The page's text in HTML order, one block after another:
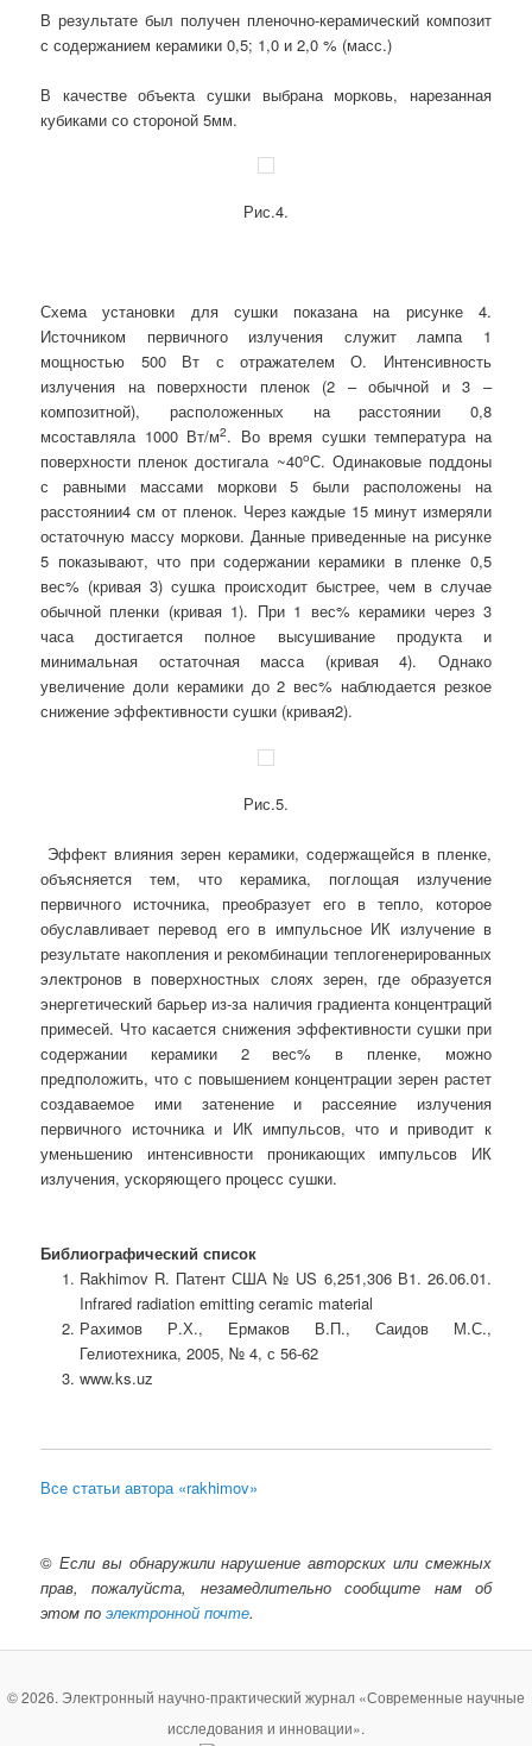
В результате был получен пленочно-керамический композит
с содержанием керамики 0,5; 1,0 и 2,0 % (масс.)
В качестве объекта сушки выбрана морковь, нарезанная
кубиками со стороной 5мм.
Рис.4.
Схема установки для сушки показана на рисунке 4.
Источником первичного излучения служит лампа 1
мощностью 500 Вт с отражателем О. Интенсивность
излучения на поверхности пленок (2 – обычной и 3 –
композитной), расположенных на расстоянии 0,8
мсоставляла 1000 Вт/м2. Во время сушки температура на
поверхности пленок достигала ~40оС. Одинаковые поддоны
с равными массами моркови 5 были расположены на
расстоянии4 см от пленок. Через каждые 15 минут измеряли
остаточную массу моркови. Данные приведенные на рисунке
5 показывают, что при содержании керамики в пленке 0,5
вес% (кривая 3) сушка происходит быстрее, чем в случае
обычной пленки (кривая 1). При 1 вес% керамики через 3
часа достигается полное высушивание продукта и
минимальная остаточная масса (кривая 4). Однако
увеличение доли керамики до 2 вес% наблюдается резкое
снижение эффективности сушки (кривая2).
Рис.5.
Эффект влияния зерен керамики, содержащейся в пленке,
объясняется тем, что керамика, поглощая излучение
первичного источника, преобразует его в тепло, которое
обуславливает перевод его в импульсное ИК излучение в
результате накопления и рекомбинации теплогенерированных
электронов в поверхностных слоях зерен, где образуется
энергетический барьер из-за наличия градиента концентраций
примесей. Что касается снижения эффективности сушки при
содержании керамики 2 вес% в пленке, можно
предположить, что с повышением концентрации зерен растет
создаваемое ими затенение и рассеяние излучения
первичного источника и ИК импульсов, что и приводит к
уменьшению интенсивности проникающих импульсов ИК
излучения, ускоряющего процесс сушки.
Библиографический список
Rakhimov R. Патент США № US 6,251,306 В1. 26.06.01.
Infrared radiation emitting ceramic material
Рахимов Р.Х., Ермаков В.П., Саидов М.С.,
Гелиотехника, 2005, № 4, с 56-62
www.ks.uz
Все статьи автора «rakhimov»
© Если вы обнаружили нарушение авторских или смежных
прав, пожалуйста, незамедлительно сообщите нам об
этом поэлектронной почте.
© 2026. Электронный научно-практический журнал «Современные научные
исследования и инновации».